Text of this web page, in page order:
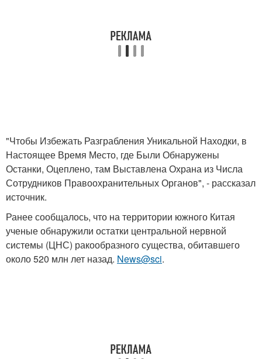
"Чтобы Избежать Разграбления Уникальной Находки, в
Настоящее Время Место, где Были Обнаружены
Останки, Оцеплено, там Выставлена Охрана из Числа
Сотрудников Правоохранительных Органов", - рассказал
источник.
Ранее сообщалось, что на территории южного Китая
ученые обнаружили остатки центральной нервной
системы (ЦНС) ракообразного существа, обитавшего
около 520 млн лет назад. News@sci.